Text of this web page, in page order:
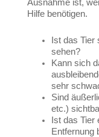
Ausnahme ist,
Hilfe benötigen.
Ist das Tier
sehen?
Kann sich
sehr
Sind
etc.)
Ist das Tier
Entfernung